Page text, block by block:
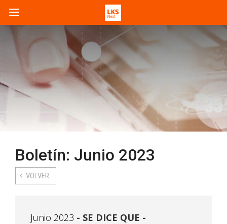
Boletín: Junio 2023
VOLVER
Junio 2023 SE DICE QUE -